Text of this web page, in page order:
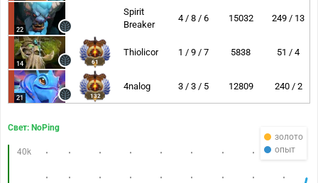
22
Spirit
Breaker
4 / 8 / 6 15032 249 / 13
14 61
Thiolicor 1 / 9 / 7 5838 51 / 4
21 132
4nalog 3 / 3 / 5 12809 240 / 2
золото
опыт
Свет: NoPing